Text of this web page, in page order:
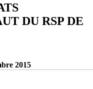
DU RSP DE
2015